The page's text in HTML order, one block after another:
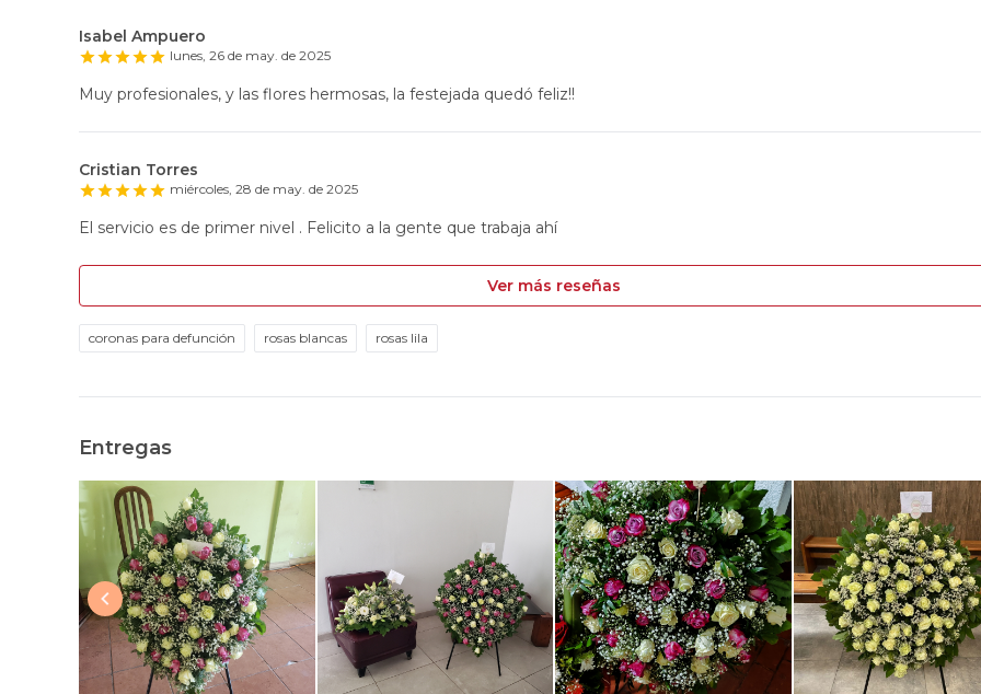
Isabel Ampuero
lunes, 26 de may. de 2025
Muy profesionales, y las flores hermosas, la festejada quedó feliz!!
Cristian Torres
miércoles, 28 de may. de 2025
El servicio es de primer nivel . Felicito a la gente que trabaja ahí
Ver más reseñas
coronas para defunción rosas blancas rosas lila
Entregas